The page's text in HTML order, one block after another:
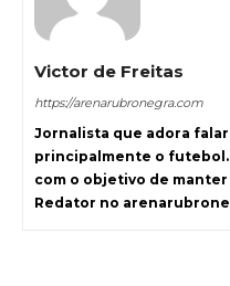
Victor de Freitas
https://arenarubronegra.com
Jornalista que adora
principalmente o futebol.
com o objetivo de
Redator no